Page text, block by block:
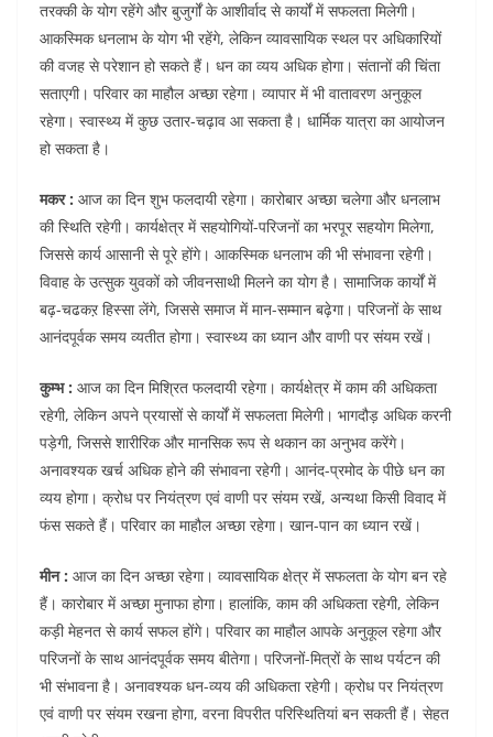
तरक्की के योग रहेंगे और बुजुर्गों के आशीर्वाद से कार्यों में सफलता मिलेगी।
आकस्मिक धनलाभ के योग भी रहेंगे, लेकिन व्यावसायिक स्थल पर अधिकारियों
की वजह से परेशान हो सकते हैं। धन का व्यय अधिक होगा। संतानों की चिंता
सताएगी। परिवार का माहौल अच्छा रहेगा। व्यापार में भी वातावरण अनुकूल
रहेगा। स्वास्थ्य में कुछ उतार-चढ़ाव आ सकता है। धार्मिक यात्रा का आयोजन
हो सकता है।
मकर : आज का दिन शुभ फलदायी रहेगा। कारोबार अच्छा चलेगा और धनलाभ
की स्थिति रहेगी। कार्यक्षेत्र में सहयोगियों-परिजनों का भरपूर सहयोग मिलेगा,
जिससे कार्य आसानी से पूरे होंगे। आकस्मिक धनलाभ की भी संभावना रहेगी।
विवाह के उत्सुक युवकों को जीवनसाथी मिलने का योग है। सामाजिक कार्यों में
बढ़-चढकऱ हिस्सा लेंगे, जिससे समाज में मान-सम्मान बढ़ेगा। परिजनों के साथ
आनंदपूर्वक समय व्यतीत होगा। स्वास्थ्य का ध्यान और वाणी पर संयम रखें।
कुम्भ : आज का दिन मिश्रित फलदायी रहेगा। कार्यक्षेत्र में काम की अधिकता
रहेगी, लेकिन अपने प्रयासों से कार्यों में सफलता मिलेगी। भागदौड़ अधिक करनी
पड़ेगी, जिससे शारीरिक और मानसिक रूप से थकान का अनुभव करेंगे।
अनावश्यक खर्च अधिक होने की संभावना रहेगी। आनंद-प्रमोद के पीछे धन का
व्यय होगा। क्रोध पर नियंत्रण एवं वाणी पर संयम रखें, अन्यथा किसी विवाद में
फंस सकते हैं। परिवार का माहौल अच्छा रहेगा। खान-पान का ध्यान रखें।
मीन : आज का दिन अच्छा रहेगा। व्यावसायिक क्षेत्र में सफलता के योग बन रहे
हैं। कारोबार में अच्छा मुनाफा होगा। हालांकि, काम की अधिकता रहेगी, लेकिन
कड़ी मेहनत से कार्य सफल होंगे। परिवार का माहौल आपके अनुकूल रहेगा और
परिजनों के साथ आनंदपूर्वक समय बीतेगा। परिजनों-मित्रों के साथ पर्यटन की
भी संभावना है। अनावश्यक धन-व्यय की अधिकता रहेगी। क्रोध पर नियंत्रण
एवं वाणी पर संयम रखना होगा, वरना विपरीत परिस्थितियां बन सकती हैं। सेहत